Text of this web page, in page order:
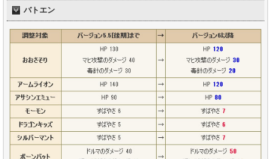
バトエン